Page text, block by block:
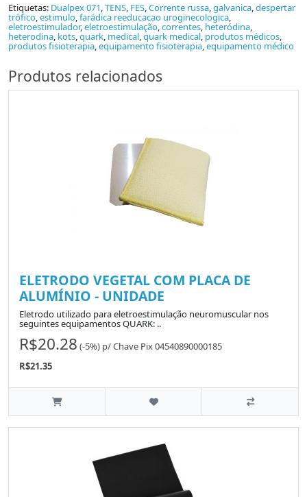
Etiquetas: Dualpex 071,TENS, FES,Corrente russa,galvanica,despertar
trófico,estimulo,farádica reeducacao uroginecologica,
eletroestimulador,eletroestimulação,correntes, heteródina,
heterodina, kots,quark, medical,quark medical, produtos médicos,
produtos fisioterapia,equipamento fisioterapia,equipamento médico
Produtos relacionados
ELETRODO VEGETAL COM PLACA DE
ALUMÍNIO - UNIDADE
Eletrodo utilizado para eletroestimulação neuromuscular nos
seguintes equipamentos QUARK: ..
R$20.28 (-5%) p/Chave Pix 04540890000185
R$21.35